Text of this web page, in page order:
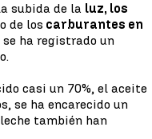
subida de la luz, los
de los carburantes en
ha registrado un
casi un 70%, el aceite
se ha encarecido un
también han